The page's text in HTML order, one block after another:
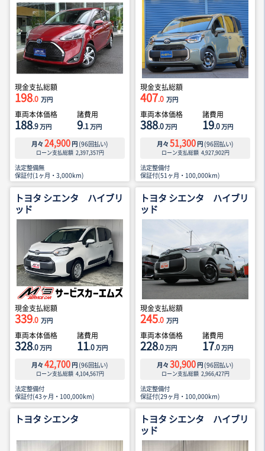
現金支払総額
198.0 万円
車両本体価格
188.9万円
諸費用
9.1万円
月々 24,900 円 (96回払い)
ローン支払総額 2,397,357円
法定整備無
保証付(1ヶ月・3,000km)
現金支払総額
407.0 万円
車両本体価格
388.0万円
諸費用
19.0万円
月々 51,300 円 (96回払い)
ローン支払総額 4,927,902円
法定整備付
保証付(51ヶ月・100,000km)
トヨタ シエンタ ハイブリ
ッド
現金支払総額
339.0 万円
車両本体価格
328.0万円
諸費用
11.0万円
月々 42,700 円 (96回払い)
ローン支払総額 4,104,567円
法定整備付
保証付(43ヶ月・100,000km)
トヨタ シエンタ ハイブリ
ッド
現金支払総額
245.0 万円
車両本体価格
228.0万円
諸費用
17.0万円
月々 30,900 円 (96回払い)
ローン支払総額 2,966,427円
法定整備付
保証付(29ヶ月・100,000km)
トヨタ シエンタ
トヨタ シエンタ ハイブリ
ッド